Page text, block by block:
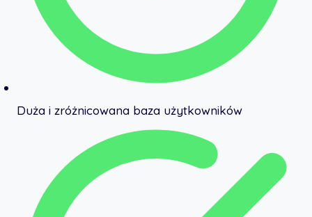
Duża i zróżnicowana baza użytkowników